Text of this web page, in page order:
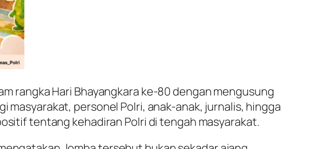
rangka Hari Bhayangkara ke-80 dengan mengusung
masyarakat, personel Polri, anak-anak, jurnalis, hingga
tentang kehadiran Polri di tengah masyarakat.